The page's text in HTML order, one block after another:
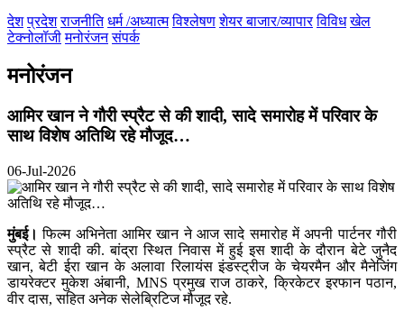
देश प्रदेश राजनीति धर्म /अध्यात्म विश्लेषण शेयर बाजार/व्यापार विविध खेल
टेक्नोलॉजी मनोरंजन संपर्क
मनोरंजन
आमिर खान ने गौरी स्प्रैट से की शादी, सादे समारोह में परिवार के
साथ विशेष अतिथि रहे मौजूद…
06-Jul-2026
मुंबई।फिल्म अभिनेता आमिर खान ने आज सादे समारोह में अपनी पार्टनर गौरी
स्प्रैट से शादी की. बांद्रा स्थित निवास में हुई इस शादी के दौरान बेटे जुनैद
खान, बेटी ईरा खान के अलावा रिलायंस इंडस्ट्रीज के चेयरमैन और मैनेजिंग
डायरेक्टर मुकेश अंबानी, MNS प्रमुख राज ठाकरे, क्रिकेटर इरफान पठान,
वीर दास, सहित अनेक सेलेब्रिटिज मौजूद रहे.